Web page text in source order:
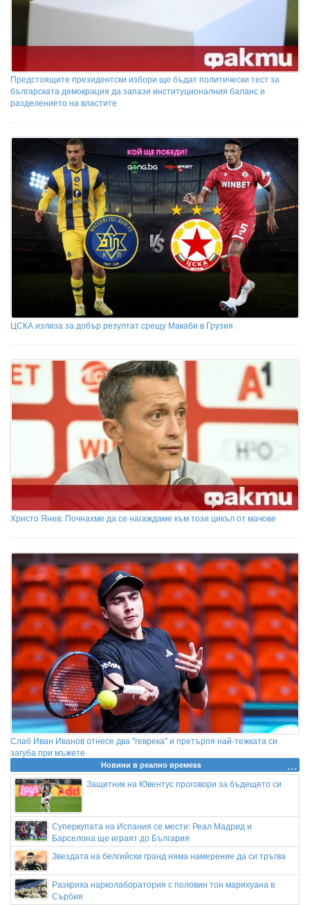
Предстоящите президентски избори ще бъдат политически тест за
българската демокрация да запази институционалния баланс и
разделението на властите
ЦСКА излиза за добър резултат срещу Макаби в Грузия
Христо Янев: Почнахме да се нагаждаме към този цикъл от мачове
Слаб Иван Иванов отнесе два "геврека" и претърпя най-тежката си
загуба при мъжете
Новини в реално времеss
Защитник на Ювентус проговори за бъдещето си
Суперкупата на Испания се мести: Реал Мадрид и
Барселона ще играят до България
Звездата на белгийски гранд няма намерение да си тръгва
Разкриха нарколаборатория с половин тон марихуана в
Сърбия